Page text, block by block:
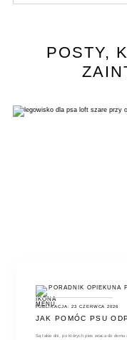
POSTY,
PORADNIK OPIEKUNA
PUBLIKACJA: 23 CZERWCA 2026
JAK POMÓC PSU
Są takie dni, po których pies wraca do domu